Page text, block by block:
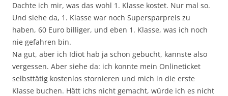
Dachte ich mir, was das wohl 1. Klasse kostet. Nur mal so.
Und siehe da, 1. Klasse war noch Supersparpreis zu
haben, 60 Euro billiger, und eben 1. Klasse, was ich noch
nie gefahren bin.
Na gut, aber ich Idiot hab ja schon gebucht, kannste also
vergessen. Aber siehe da: ich konnte mein Onlineticket
selbsttätig kostenlos stornieren und mich in die erste
Klasse buchen. Hätt ichs nicht gemacht, würde ich es nicht